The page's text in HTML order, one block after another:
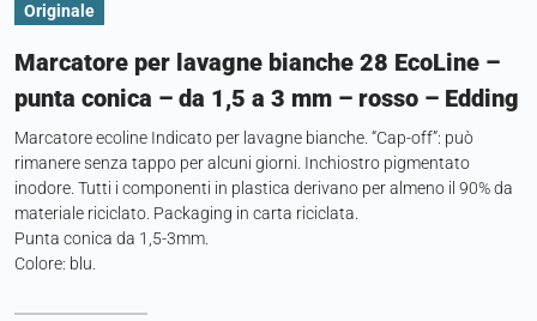
Originale
Marcatore per lavagne bianche 28 EcoLine –
punta conica – da 1,5 a 3 mm – rosso – Edding
Marcatore ecoline Indicato per lavagne bianche. “Cap-off”: può
rimanere senza tappo per alcuni giorni. Inchiostro pigmentato
inodore. Tutti i componenti in plastica derivano per almeno il 90% da
materiale riciclato. Packaging in carta riciclata.
Punta conica da 1,5-3mm.
Colore: blu.